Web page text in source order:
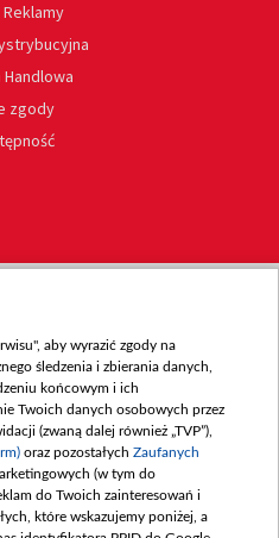
zgody
aby wyrazić zgody na
śledzenia i zbierania danych,
końcowym i ich
Twoich danych osobowych przez
(zwaną dalej również „TVP”),
oraz pozostałych Zaufanych
(w tym do
do Twoich zainteresowań i
które wskazujemy poniżej, a